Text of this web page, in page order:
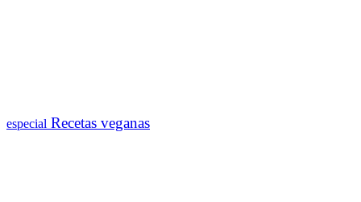
especial Recetas veganas